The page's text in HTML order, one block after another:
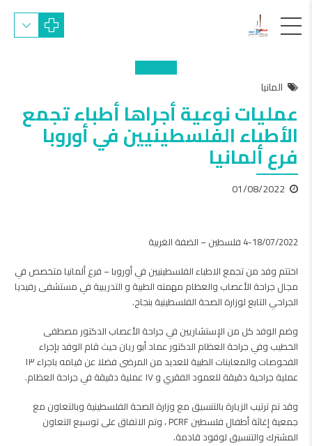
المانيا
عمليات نوعية أجراها أطباء تجمع
الأطباء الفلسطينيين في أوروبا
فرع ألمانيا
01/08/2022
4-18/07/2022 فلسطين – الضفة الغربية
اختتم وفد من تجمع الاطباء الفلسطينيين في أوروبا – فرع ألمانيا متخصص في
مجال جراحة الأعصاب والعظام مهمته الطبية و التدريبية في مستشفى رفيديا
الجراحي التابع لوزارة الصحة الفلسطينية بنجاح.
وضم الوفد كل من الإستشاريين في جراحة الأعصاب الدكتور مصطفى
الخطيب وفي جراحة العظام الدكتور عماد أبو ريان حيث قام الوفد بإجراء
الفحوصات والمعاينات الطبية للعديد من المرضى فضلا عن قيامه باجراء ١٣
عملية جراحية دقيقة للعمود الفقري و ١٧ عملية دقيقة في جراحة العظام.
وقد تم ترتيب الزيارة بالتنسيق مع وزارة الصحة الفلسطينية وبالتعاون مع
جمعية إغاثة أطفال فلسطين PCRF ، وتم الاتفاق على توسيع التعاون
المشترك والتنسيق لوفود قادمة.